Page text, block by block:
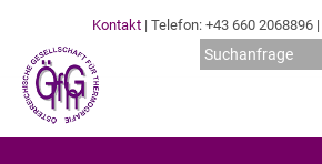
Kontakt | Telefon: +43 660 2068896 |